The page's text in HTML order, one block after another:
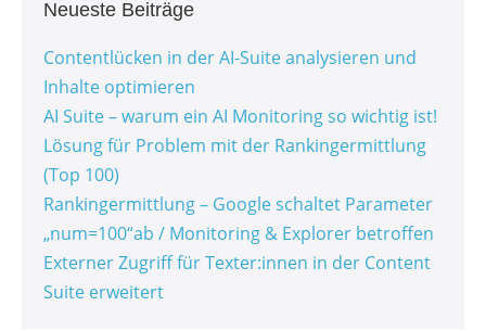
Neueste Beiträge
Contentlücken in der AI-Suite analysieren und
Inhalte optimieren
AI Suite – warum ein AI Monitoring so wichtig ist!
Lösung für Problem mit der Rankingermittlung
(Top 100)
Rankingermittlung – Google schaltet Parameter
„num=100“ab / Monitoring & Explorer betroffen
Externer Zugriff für Texter:innen in der Content
Suite erweitert